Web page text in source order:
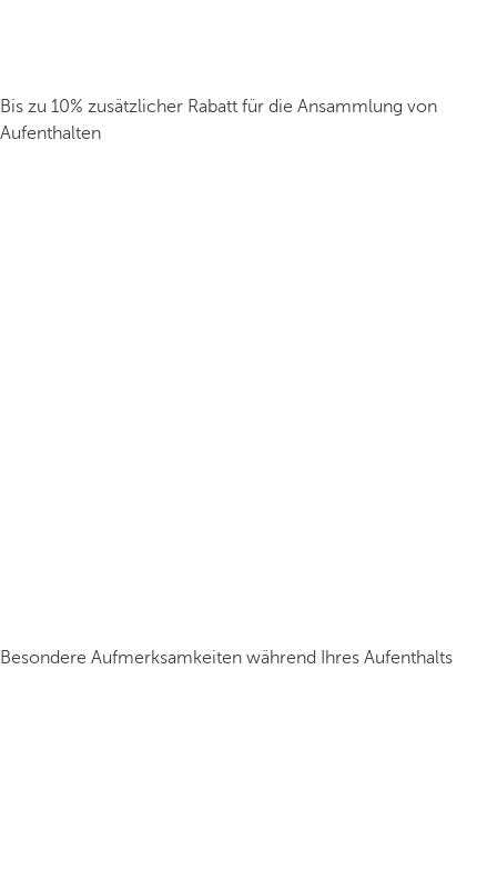
Bis zu 10% zusätzlicher Rabatt für die Ansammlung von
Aufenthalten
Besondere Aufmerksamkeiten während Ihres Aufenthalts